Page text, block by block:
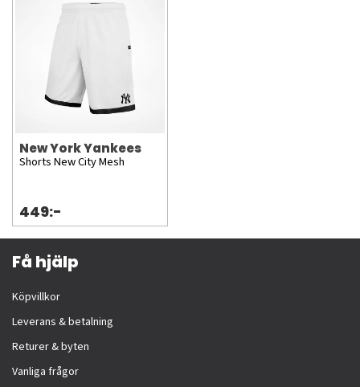
New York Yankees
Shorts New City Mesh
449:-
Få hjälp
Köpvillkor
Leverans & betalning
Returer & byten
Vanliga frågor